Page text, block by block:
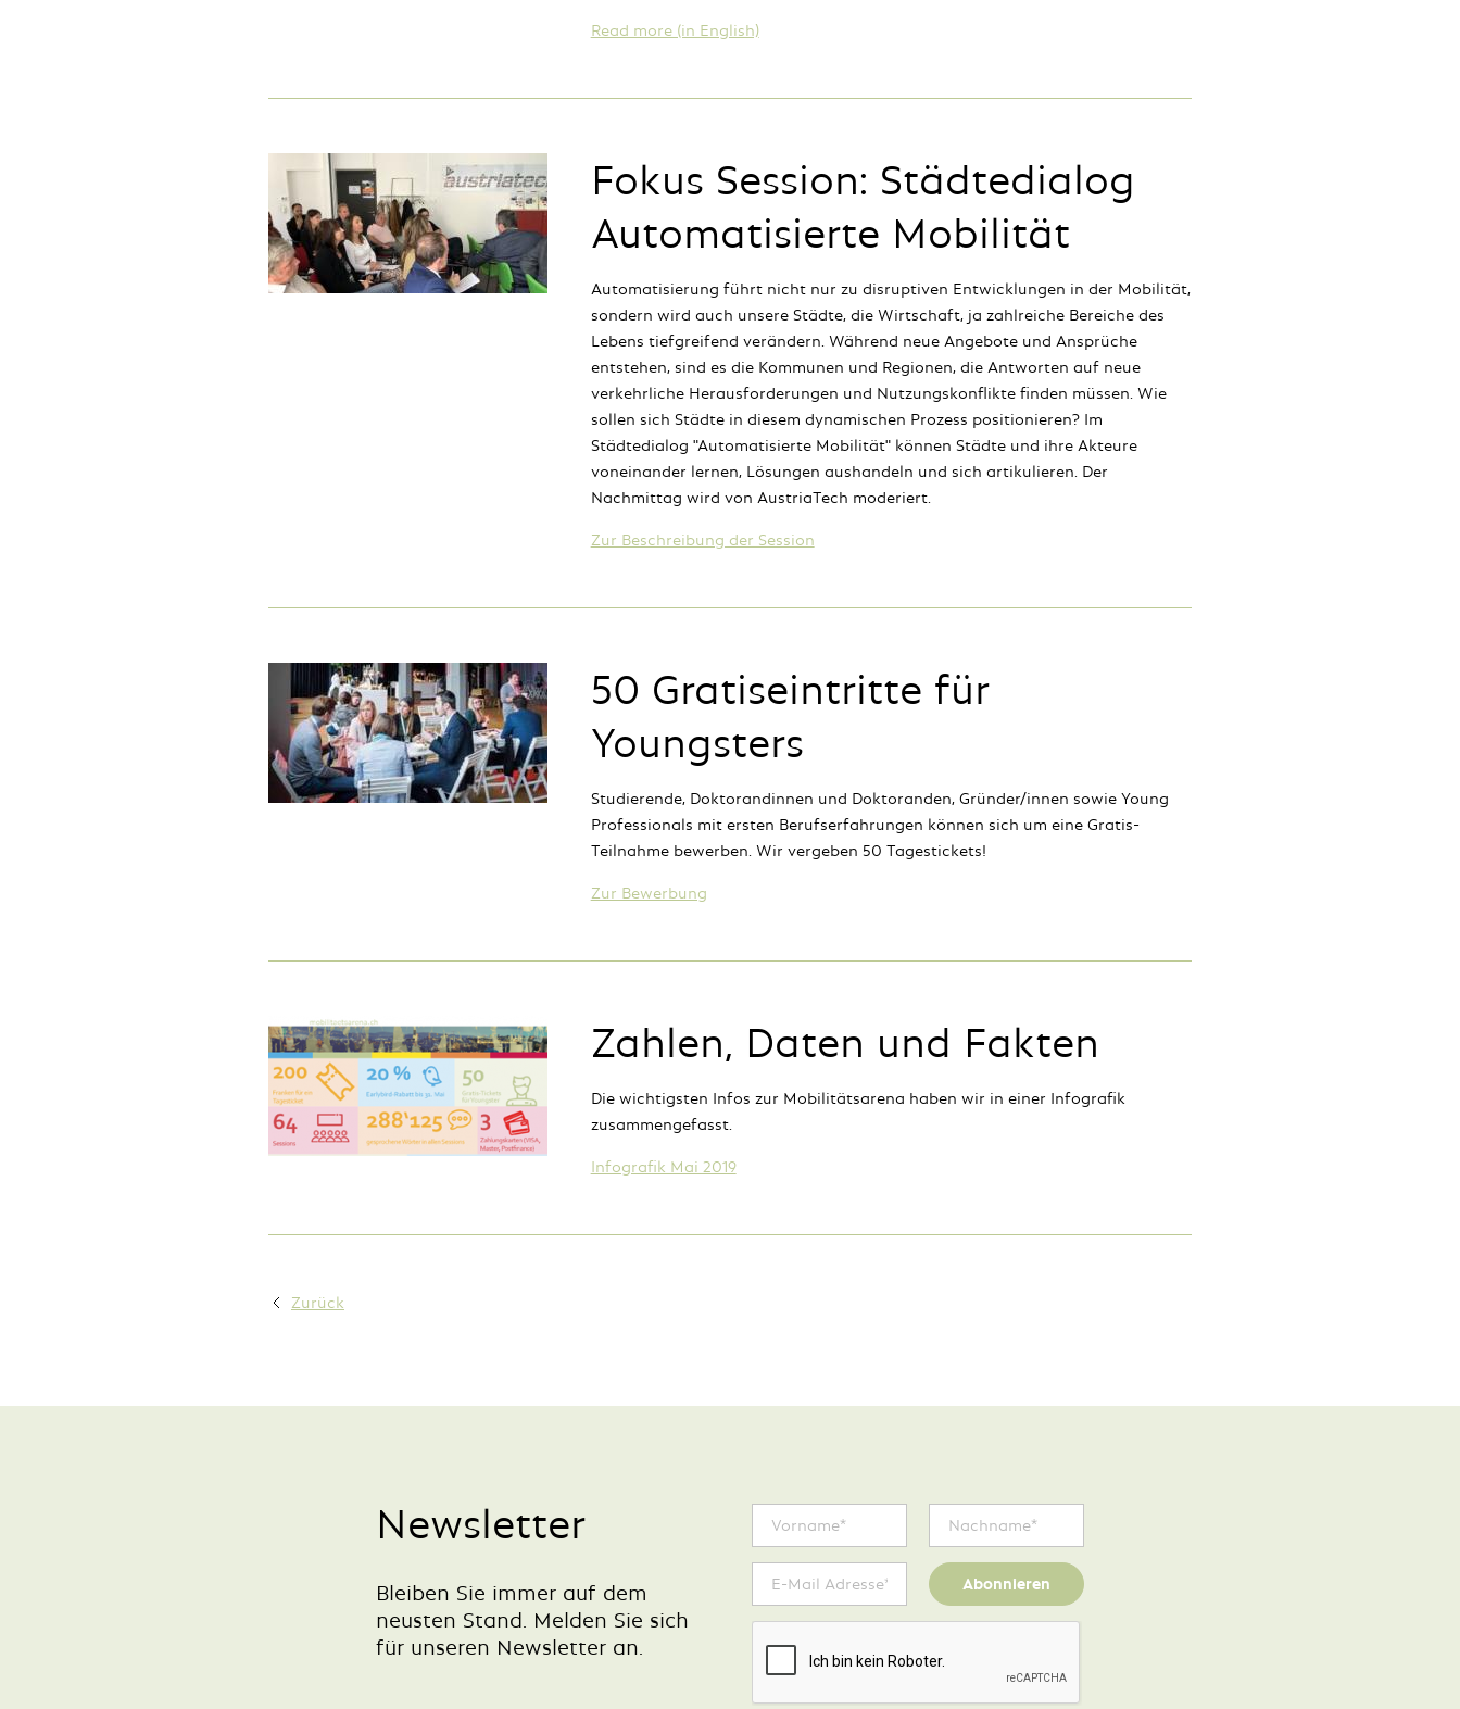
Read more (in English)
Fokus Session: Städtedialog
Automatisierte Mobilität
Automatisierung führt nicht nur zu disruptiven Entwicklungen in der Mobilität,
sondern wird auch unsere Städte, die Wirtschaft, ja zahlreiche Bereiche des
Lebens tiefgreifend verändern. Während neue Angebote und Ansprüche
entstehen, sind es die Kommunen und Regionen, die Antworten auf neue
verkehrliche Herausforderungen und Nutzungskonflikte finden müssen. Wie
sollen sich Städte in diesem dynamischen Prozess positionieren? Im
Städtedialog "Automatisierte Mobilität" können Städte und ihre Akteure
voneinander lernen, Lösungen aushandeln und sich artikulieren. Der
Nachmittag wird von AustriaTech moderiert.
Zur Beschreibung der Session
50 Gratiseintritte für
Youngsters
Studierende, Doktorandinnen und Doktoranden, Gründer/innen sowie Young
Professionals mit ersten Berufserfahrungen können sich um eine Gratis-
Teilnahme bewerben. Wir vergeben 50 Tagestickets!
Zur Bewerbung
Zahlen, Daten und Fakten
Die wichtigsten Infos zur Mobilitätsarena haben wir in einer Infografik
zusammengefasst.
Infografik Mai 2019
Zurück
Newsletter
Bleiben Sie immer auf dem
neusten Stand. Melden Sie sich
für unseren Newsletter an.
Abonnieren